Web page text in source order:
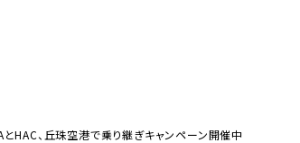
とHAC、丘珠空港で乗り継ぎキャンペーン開催中